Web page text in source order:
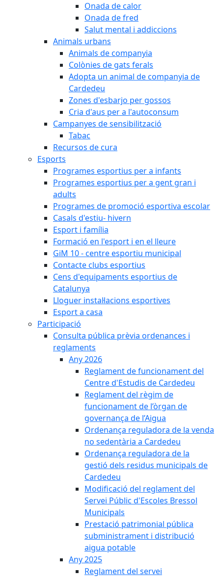
Onada de calor
Onada de fred
Salut mental i addiccions
Animals urbans
Animals de companyia
Colònies de gats ferals
Adopta un animal de companyia de
Cardedeu
Zones d'esbarjo per gossos
Cria d'aus per a l'autoconsum
Campanyes de sensibilització
Tabac
Recursos de cura
Esports
Programes esportius per a infants
Programes esportius per a gent gran i
adults
Programes de promoció esportiva escolar
Casals d'estiu- hivern
Esport i família
Formació en l'esport i en el lleure
GiM 10 - centre esportiu municipal
Contacte clubs esportius
Cens d'equipaments esportius de
Catalunya
Lloguer instal·lacions esportives
Esport a casa
Participació
Consulta pública prèvia ordenances i
reglaments
Any 2026
Reglament de funcionament del
Centre d'Estudis de Cardedeu
Reglament del règim de
funcionament de l’òrgan de
governança de l’Aigua
Ordenança reguladora de la venda
no sedentària a Cardedeu
Ordenança reguladora de la
gestió dels residus municipals de
Cardedeu
Modificació del reglament del
Servei Públic d'Escoles Bressol
Municipals
Prestació patrimonial pública
subministrament i distribució
aigua potable
Any 2025
Reglament del servei